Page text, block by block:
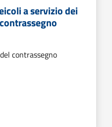
a servizio dei
contrassegno